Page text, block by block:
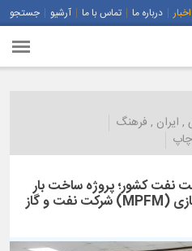
اخبار درباره ما تماس با ما آرشیو جستجو
, ایران , فرهنگ
چاپ
نفت کشور؛ پروژه ساخت بار
اول دستگاه جریان سنج چند فازی (MPFM) شركت نفت و گاز